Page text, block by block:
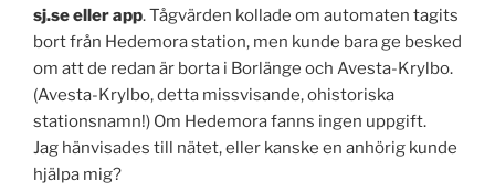
sj.se eller app. Tågvärden kollade om automaten tagits
bort från Hedemora station, men kunde bara ge besked
om att de redan är borta i Borlänge och Avesta-Krylbo.
(Avesta-Krylbo, detta missvisande, ohistoriska
stationsnamn!) Om Hedemora fanns ingen uppgift.
Jag hänvisades till nätet, eller kanske en anhörig kunde
hjälpa mig?